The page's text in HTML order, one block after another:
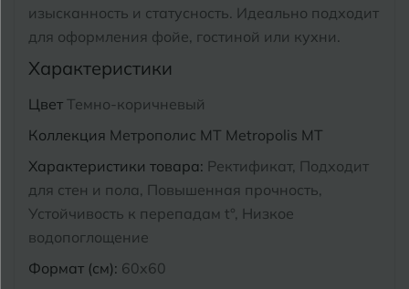
изысканность и статусность. Идеально подходит
для оформления фойе, гостиной или кухни.
Характеристики
Цвет Темно-коричневый
Коллекция Метрополис MT Metropolis MT
Характеристики товара: Ректификат, Подходит
для стен и пола, Повышенная прочность,
Устойчивость к перепадам t°, Низкое
водопоглощение
Формат (см): 60x60
Котлас
Краснодар
Магнитогорск
Майкоп
Муром
Уфа
Ч Чебоксары
Челябинск